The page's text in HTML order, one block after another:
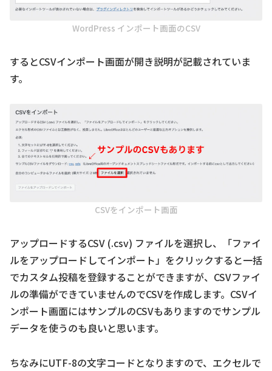
WordPress インポート画面のCSV
するとCSVインポート画面が開き説明が記載されていま
す。
CSVをインポート画面
アップロードするCSV (.csv) ファイルを選択し、「ファイ
ルをアップロードしてインポート」をクリックすると一括
でカスタム投稿を登録することができますが、CSVファイ
ルの準備ができていませんのでCSVを作成します。CSVイ
ンポート画面にはサンプルのCSVもありますのでサンプル
データを使うのも良いと思います。
ちなみにUTF-8の文字コードとなりますので、エクセルで